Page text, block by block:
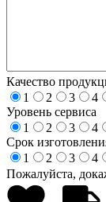
Качество
1
2 3 4
Уровень сервиса
1
2 3 4
Срок
1
2 3 4
Пожалуйста,